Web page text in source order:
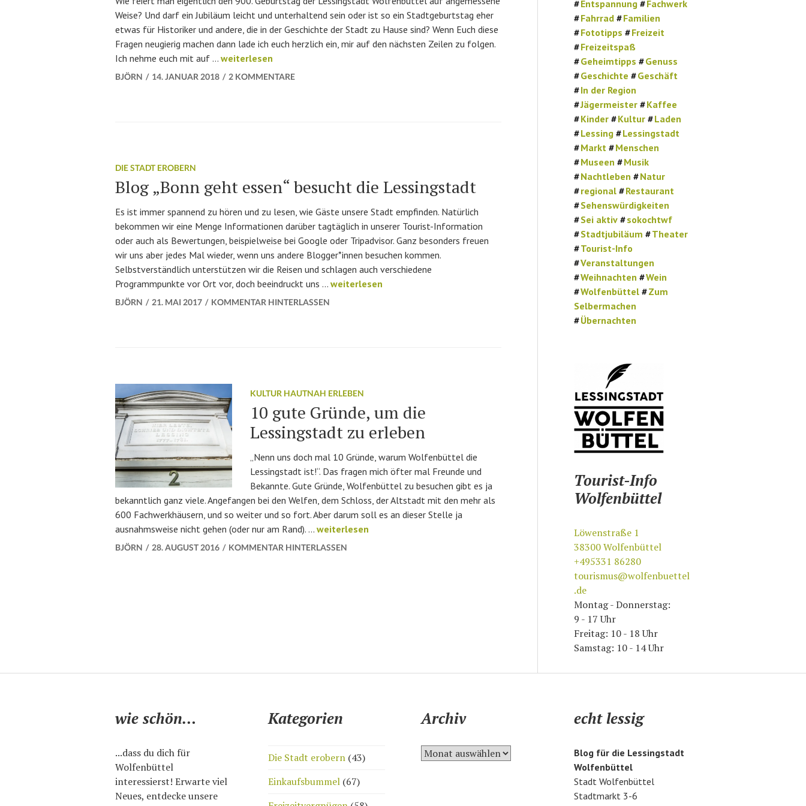
Weise? Und darf ein Jubiläum leicht und unterhaltend sein oder ist so ein Stadtgeburtstag eher
etwas für Historiker und andere, die in der Geschichte der Stadt zu Hause sind? Wenn Euch diese
Fragen neugierig machen dann lade ich euch herzlich ein, mir auf den nächsten Zeilen zu folgen.
Ich nehme euch mit auf … #wf900 – das etwas andere Stadtjubiläum(sjahr)
weiterlesen
BJÖRN 14. JANUAR 2018 2 KOMMENTARE
DIE STADT EROBERN
Blog „Bonn geht essen“ besucht die Lessingstadt
Es ist immer spannend zu hören und zu lesen, wie Gäste unsere Stadt empfinden. Natürlich
bekommen wir eine Menge Informationen darüber tagtäglich in unserer Tourist-Information
oder auch als Bewertungen, beispielweise bei Google oder Tripadvisor. Ganz besonders freuen
wir uns aber jedes Mal wieder, wenn uns andere Blogger*innen besuchen kommen.
Selbstverständlich unterstützen wir die Reisen und schlagen auch verschiedene
Programmpunkte vor Ort vor, doch beeindruckt uns … Blog „Bonn geht essen“ besucht die Lessingstadt
weiterlesen
BJÖRN 21. MAI 2017 KOMMENTAR HINTERLASSEN
KULTUR HAUTNAH ERLEBEN
10 gute Gründe, um die
Lessingstadt zu erleben
„Nenn uns doch mal 10 Gründe, warum Wolfenbüttel die
Lessingstadt ist!“. Das fragen mich öfter mal Freunde und
Bekannte. Gute Gründe, Wolfenbüttel zu besuchen gibt es ja
bekanntlich ganz viele. Angefangen bei den Welfen, dem Schloss, der Altstadt mit den mehr als
600 Fachwerkhäusern, und so weiter und so fort. Aber darum soll es an dieser Stelle ja
ausnahmsweise nicht gehen (oder nur am Rand). … 10 gute Gründe, um die Lessingstadt zu erleben
weiterlesen
BJÖRN 28. AUGUST 2016 KOMMENTAR HINTERLASSEN
Entspannung
Fachwerk
Fahrrad
Familien
Fototipps
Freizeit
Freizeitspaß
Geheimtipps
Genuss
Geschichte
Geschäft
In der Region
Jägermeister
Kaffee
Kinder
Kultur
Laden
Lessing
Lessingstadt
Markt
Menschen
Museen
Musik
Nachtleben
Natur
regional
Restaurant
Sehenswürdigkeiten
Sei aktiv
sokochtwf
Stadtjubiläum
Theater
Tourist-Info
Veranstaltungen
Weihnachten
Wein
Wolfenbüttel
Zum
Selbermachen
Übernachten
Tourist-Info
Wolfenbüttel
Löwenstraße 1
38300Wolfenbüttel
+495331 86280
tourismus@wolfenbuettel
.de
Montag - Donnerstag:
9 - 17 Uhr
Freitag: 10 - 18 Uhr
Samstag: 10 - 14 Uhr
wie schön…
...dass du dich für
Wolfenbüttel
interessierst! Erwarte viel
Neues, entdecke unsere
Kategorien
Die Stadt erobern (43)
Einkaufsbummel (67)
Archiv
A
echt lessig
Blog für die Lessingstadt
Wolfenbüttel
Stadt Wolfenbüttel
Stadtmarkt 3-6